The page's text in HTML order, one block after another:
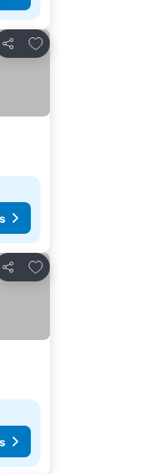
Partilhar
Adicionar aos favoritos
Partilhar
Adicionar aos favoritos